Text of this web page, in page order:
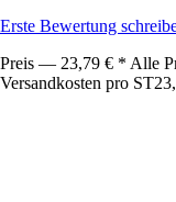
Erste Bewertung
Preis — 23,79 € * Alle
Versandkosten pro ST